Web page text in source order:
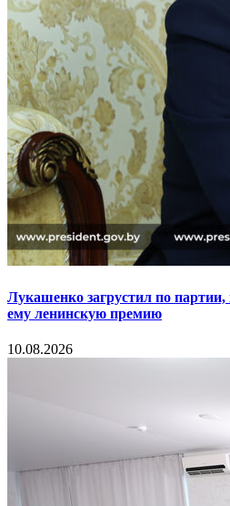
Лукашенко загрустил по
ему ленинскую премию
10.08.2026